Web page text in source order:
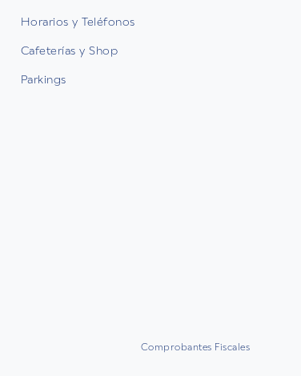
Horarios y Teléfonos
Cafeterías y Shop
Parkings
Comprobantes Fiscales